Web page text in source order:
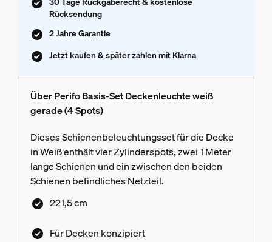
Rücksendung
2 Jahre Garantie
Jetzt kaufen & später zahlen mit Klarna
Über Perifo Basis-Set Deckenleuchte weiß
gerade (4 Spots)
Dieses Schienenbeleuchtungsset für die Decke
in Weiß enthält vier Zylinderspots, zwei 1 Meter
lange Schienen und ein zwischen den beiden
Schienen befindliches Netzteil.
221,5 cm
Für Decken konzipiert